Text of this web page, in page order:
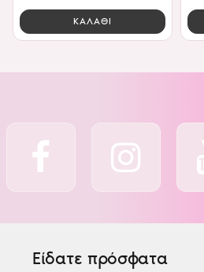
ΚΑΛΑΘΙ
Είδατε πρόσφατα